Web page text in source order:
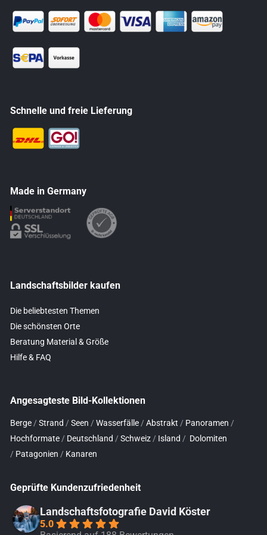
Schnelle und freie Lieferung
Made in Germany
Landschaftsbilder kaufen
Die beliebtesten Themen
Die schönsten Orte
Beratung Material & Größe
Hilfe & FAQ
Angesagteste Bild-Kollektionen
Berge/ Strand / Seen / Wasserfälle/ Abstrakt / Panoramen /
Hochformate/ Deutschland / Schweiz/ Island / Dolomiten
/ Patagonien / Kanaren
Geprüfte Kundenzufriedenheit
Landschaftsfotografie David Köster
5.0